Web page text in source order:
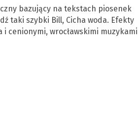
bazujący na tekstach piosenek
taki szybki Bill, Cicha woda. Efekty
cenionymi, wrocławskimi muzykami